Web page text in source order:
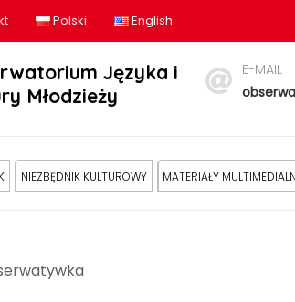
Polski English
Języka i
Młodzieży
E-MAIL
NIEZBĘDNIK KULTUROWY MATERIAŁY